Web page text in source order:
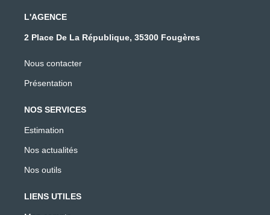
L'AGENCE
2 Place De La République, 35300 Fougères
Nous contacter
Présentation
NOS SERVICES
Estimation
Nos actualités
Nos outils
LIENS UTILES